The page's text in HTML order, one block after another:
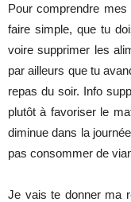
Pour comprendre
faire simple, que tu
voire supprimer les
par ailleurs que tu
repas du soir. Info
plutôt à favoriser le
diminue dans la
pas consommer de
Je vais te donner ma